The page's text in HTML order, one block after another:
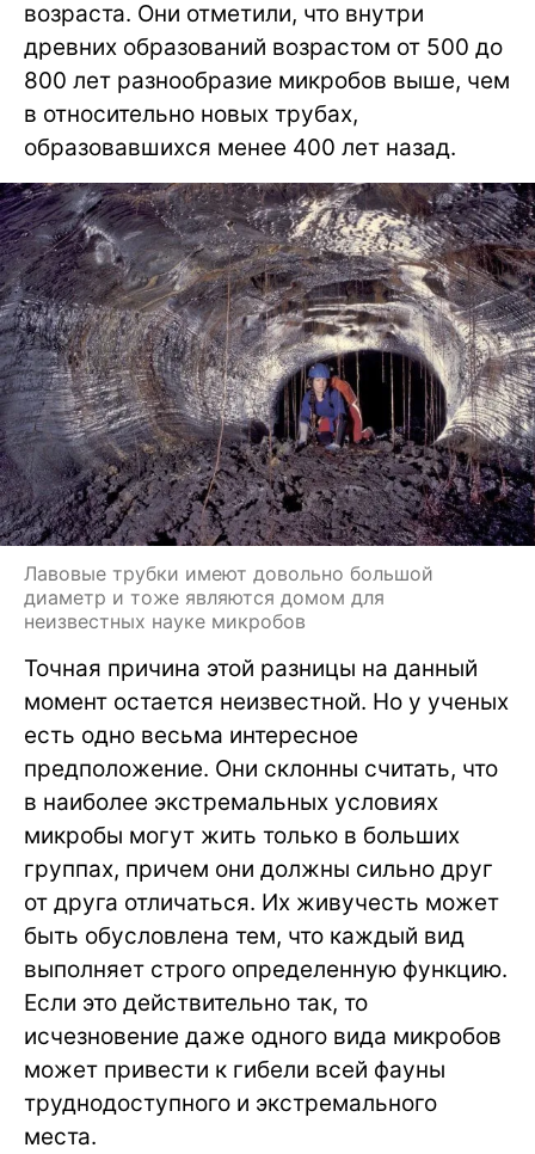
возраста. Они отметили, что внутри
древних образований возрастом от 500 до
800 лет разнообразие микробов выше, чем
в относительно новых трубах,
образовавшихся менее 400 лет назад.
Лавовые трубки имеют довольно большой
диаметр и тоже являются домом для
неизвестных науке микробов
Точная причина этой разницы на данный
момент остается неизвестной. Но у ученых
есть одно весьма интересное
предположение. Они склонны считать, что
в наиболее экстремальных условиях
микробы могут жить только в больших
группах, причем они должны сильно друг
от друга отличаться. Их живучесть может
быть обусловлена тем, что каждый вид
выполняет строго определенную функцию.
Если это действительно так, то
исчезновение даже одного вида микробов
может привести к гибели всей фауны
труднодоступного и экстремального
места.